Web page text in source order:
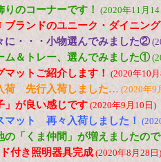
りのコーナーです！ (2020年11月
ランドのユニーク・ダイニン
に・・・小物選んでみました②
ム＆トレー、選んでみました①
マットご紹介します！ (2020年10
荷 先行入荷しました… (2020年9
」が良い感じです (2020年9月10日)
マット 再々入荷しました！
の「くま仲間」が増えましたの
付き照明器具完成 (2020年8月28日)